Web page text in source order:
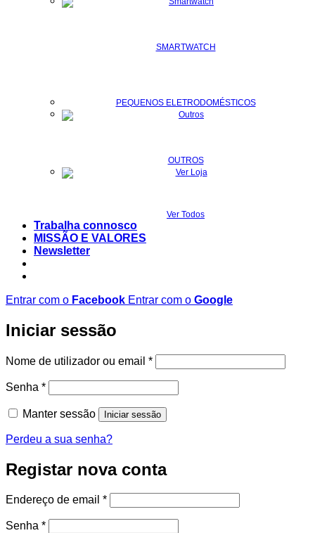
SMARTWATCH
PEQUENOS ELETRODOMÉSTICOS
OUTROS
Ver Todos
Trabalha connosco
MISSÃO E VALORES
Newsletter
Entrar com o Facebook Entrar com o Google
Iniciar sessão
Nome de utilizador ou email *Obrigatório
Senha *Obrigatório
Manter sessão Iniciar sessão
Perdeu a sua senha?
Registar nova conta
Endereço de email *Obrigatório
Senha *Obrigatório